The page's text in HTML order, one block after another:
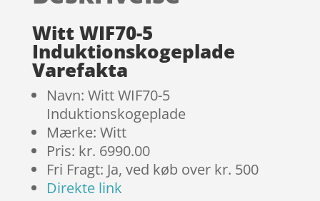
Witt WIF70-5
Induktionskogeplade
Varefakta
Navn: Witt WIF70-5
Induktionskogeplade
Mærke: Witt
Pris: kr. 6990.00
Fri Fragt: Ja, ved køb over kr. 500
Direkte link